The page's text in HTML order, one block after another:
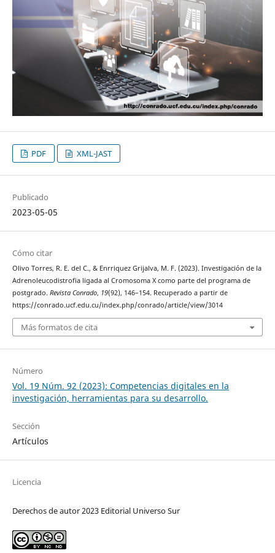
PDF XML-JAST
Publicado
2023-05-05
Cómo citar
Olivo Torres, R. E. del C., & Enrriquez Grijalva, M. F. (2023). Investigación de la
Adrenoleucodistrofia ligada al Cromosoma X como parte del programa de
postgrado. Revista Conrado, 19(92), 146–154. Recuperado a partir de
https://conrado.ucf.edu.cu/index.php/conrado/article/view/3014
Más formatos de cita
Número
Vol. 19 Núm. 92 (2023): Competencias digitales en la
investigación, herramientas para su desarrollo.
Sección
Artículos
Licencia
Derechos de autor 2023 Editorial Universo Sur